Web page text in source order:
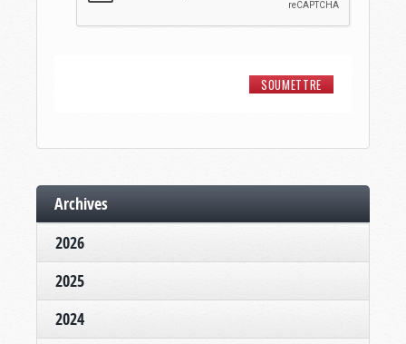
Archives
2026
2025
2024